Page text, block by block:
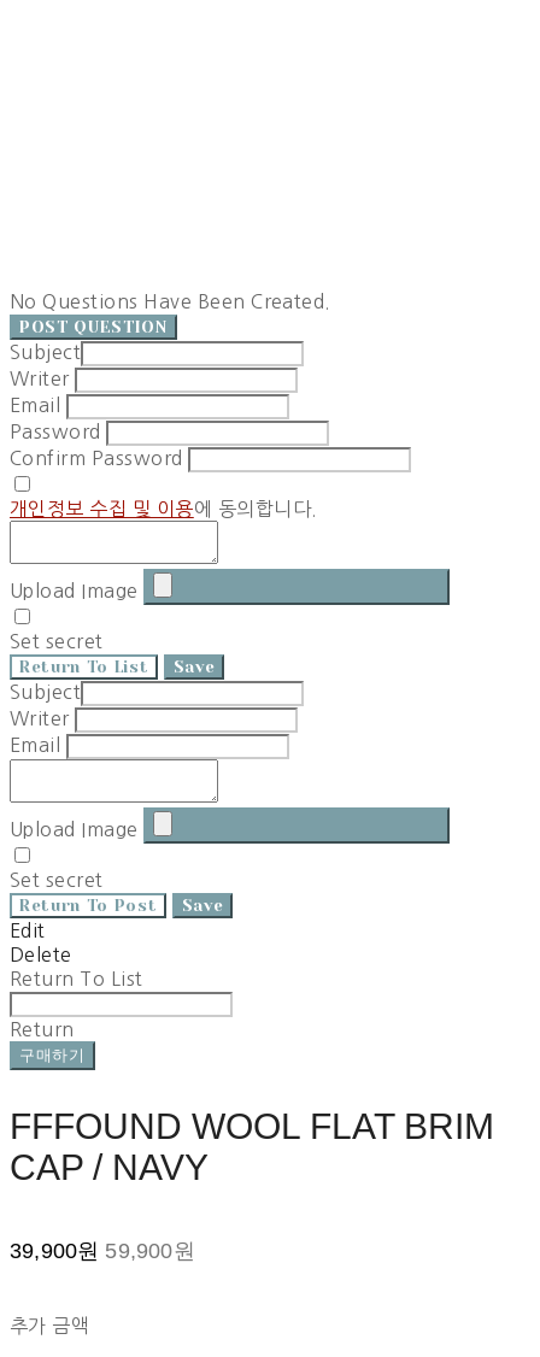
No Questions Have Been Created.
POST QUESTION
Subject
Writer
Email
Password
Confirm Password
개인정보 수집 및 이용에 동의합니다.
Upload Image
Set secret
Return To List Save
Subject
Writer
Email
Upload Image
Set secret
Return To Post Save
Edit
Delete
Return To List
Return
구매하기
FFFOUND WOOL FLAT BRIM
CAP / NAVY
39,900원 59,900원
추가 금액